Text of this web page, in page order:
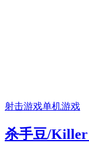
射击游戏单机游戏
杀手豆/Killer